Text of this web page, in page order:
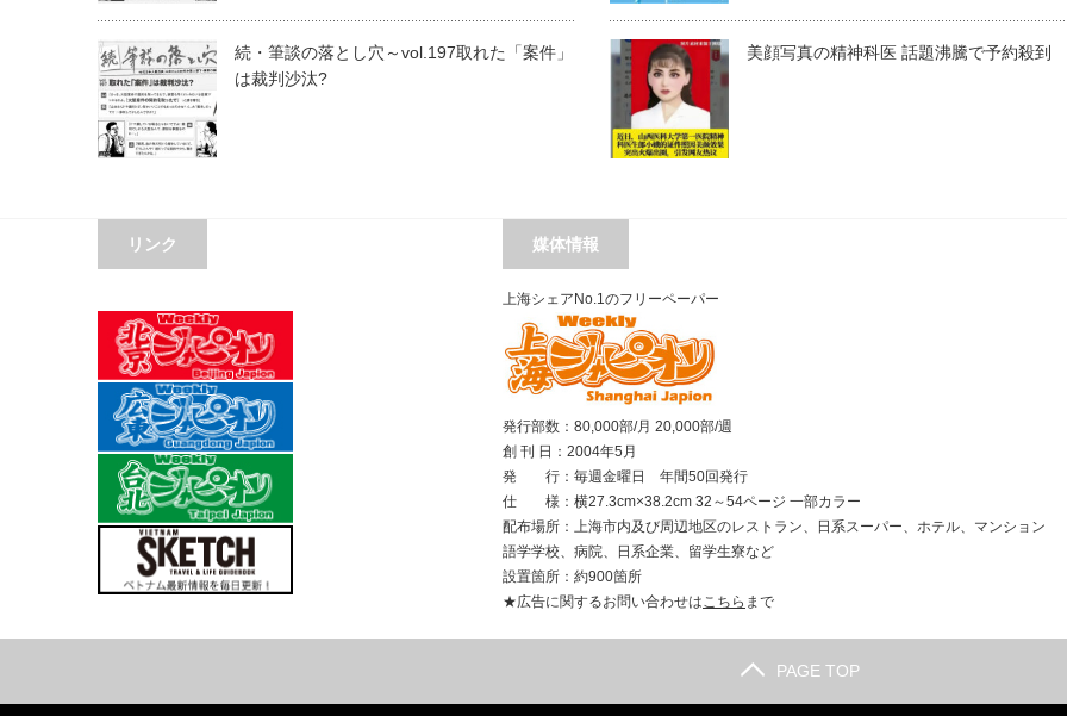
続・筆談の落とし穴～vol.197取れた「案件」
は裁判沙汰?
美顔写真の精神科医 話題沸騰で予約殺到
リンク 媒体情報
上海シェアNo.1のフリーペーパー
発行部数：80,000部/月 20,000部/週
創 刊 日：2004年5月
発 行：毎週金曜日 年間50回発行
仕 様：横27.3cm×38.2cm 32～54ページ 一部カラー
配布場所：上海市内及び周辺地区のレストラン、日系スーパー、ホテル、マンション
語学学校、病院、日系企業、留学生寮など
設置箇所：約900箇所
★広告に関するお問い合わせはこちら まで
PAGE TOP